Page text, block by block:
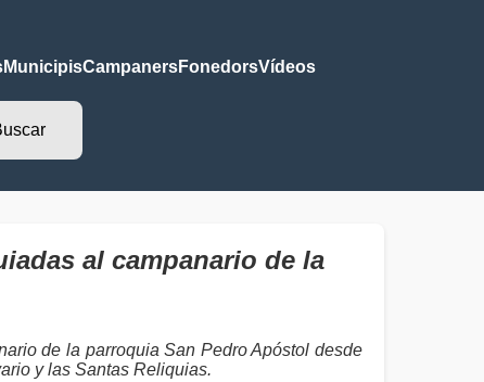
MunicipisCampanersFonedorsVídeos
al campanario de la
de la parroquia San Pedro Apóstol desde
y las Santas Reliquias.